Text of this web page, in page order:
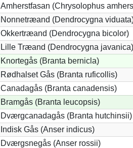
Amherstfasan (Chrysolophus
Nonnetræand (Dendrocygna
Okkertræand (Dendrocygna bicolor)
Lille Træand (Dendrocygna javanica)
Knortegås (Branta bernicla)
Rødhalset Gås (Branta ruficollis)
Canadagås (Branta canadensis)
Bramgås (Branta leucopsis)
Dværgcanadagås (Branta hutchinsii)
Indisk Gås (Anser indicus)
Dværgsnegås (Anser rossii)